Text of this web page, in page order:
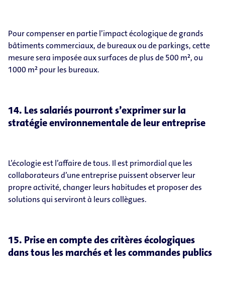
Pour compenser en partie l’impact écologique de grands
bâtiments commerciaux, de bureaux ou de parkings, cette
mesure sera imposée aux surfaces de plus de 500 m², ou
1000 m² pour les bureaux.
14. Les salariés pourront s’exprimer sur la
stratégie environnementale de leur entreprise
L’écologie est l’affaire de tous. Il est primordial que les
collaborateurs d’une entreprise puissent observer leur
propre activité, changer leurs habitudes et proposer des
solutions qui serviront à leurs collègues.
15. Prise en compte des critères écologiques
dans tous les marchés et les commandes publics